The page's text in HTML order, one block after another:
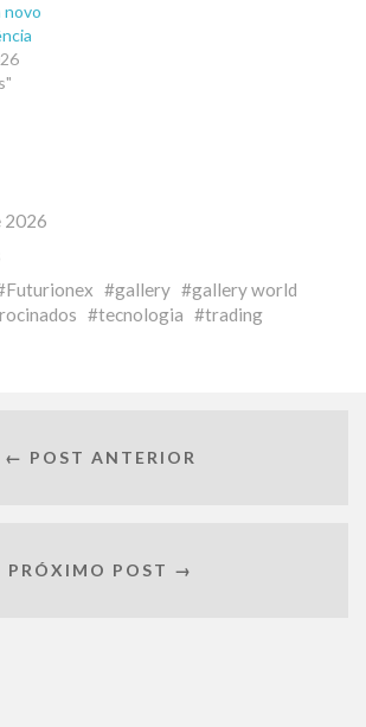
novo
2026
Futurionex gallery
gallery world
tecnologia
trading
← POST ANTERIOR
PRÓXIMO POST →